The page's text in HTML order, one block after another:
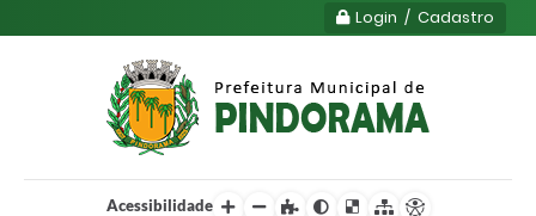
Login / Cadastro
Acessibilidade